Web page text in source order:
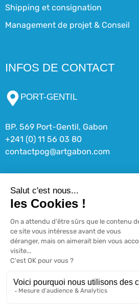
Shipping et consignation
Management de projet & Conseil
INFOS DE CONTACT
PORT-GENTIL
BP. 569 Port-Gentil, Gabon
+241 (0) 11 56 03 80
contactpog@artgabon.com
LIBREVILLE
BP. 9391 Libreville, Gabon
+241 (0) 11 73 79 40
contactlbv@artgabon.com